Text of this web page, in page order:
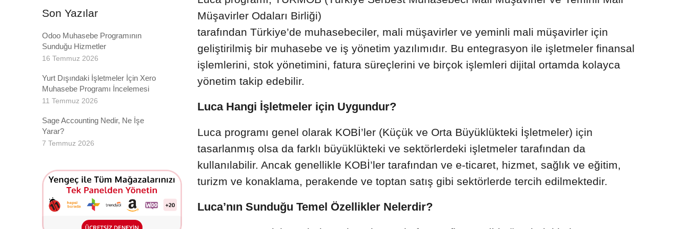
e-Faturalarınızı ön muhasebesiz oluşturun.
Müşteri Soruları
Tüm soru ve talepler tek ekranda.
Günlük Rapor
Günlük sipariş adetleriniz e-postanızda.
Teknosa Entegrasyonu Flo Entegrasyonu
OpenCart Entegrasyonu Wix Entegrasyonu
Kolay Gelsin Entegrasyonu
UPS Global Entegrasyonu Yurtiçi Kargo Entegrasyonu
Müşavirler Odaları Birliği)
tarafından Türkiye’de muhasebeciler, mali müşavirler ve yeminli mali müşavirler için
geliştirilmiş bir muhasebe ve iş yönetim yazılımıdır. Bu entegrasyon ile işletmeler finansal
işlemlerini, stok yönetimini, fatura süreçlerini ve birçok işlemleri dijital ortamda kolayca
yönetim takip edebilir.
Luca Hangi İşletmeler için Uygundur?
Luca programı genel olarak KOBİ’ler (Küçük ve Orta Büyüklükteki İşletmeler) için
tasarlanmış olsa da farklı büyüklükteki ve sektörlerdeki işletmeler tarafından da
kullanılabilir. Ancak genellikle KOBİ’ler tarafından ve e-ticaret, hizmet, sağlık ve eğitim,
turizm ve konaklama, perakende ve toptan satış gibi sektörlerde tercih edilmektedir.
Luca’nın Sunduğu Temel Özellikler Nelerdir?
Son Yazılar
Odoo Muhasebe Programının
Sunduğu Hizmetler
16 Temmuz 2026
Yurt Dışındaki İşletmeler İçin Xero
Muhasebe Programı İncelemesi
11 Temmuz 2026
Sage Accounting Nedir, Ne İşe
Yarar?
7 Temmuz 2026